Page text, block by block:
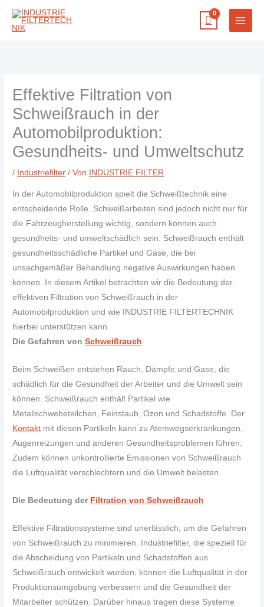
Zum
Effektive Filtration von
Schweißrauch in der
Automobilproduktion:
Gesundheits- und Umweltschutz
/ Industriefilter / Von INDUSTRIE FILTER
In der Automobilproduktion spielt die Schweißtechnik eine
entscheidende Rolle. Schweißarbeiten sind jedoch nicht nur für
die Fahrzeugherstellung wichtig, sondern können auch
gesundheits- und umweltschädlich sein. Schweißrauch enthält
gesundheitsschädliche Partikel und Gase, die bei
unsachgemäßer Behandlung negative Auswirkungen haben
können. In diesem Artikel betrachten wir die Bedeutung der
effektiven Filtration von Schweißrauch in der
Automobilproduktion und wie INDUSTRIE FILTERTECHNIK
hierbei unterstützen kann.
Die Gefahren vonSchweißrauch
Beim Schweißen entstehen Rauch, Dämpfe und Gase, die
schädlich für die Gesundheit der Arbeiter und die Umwelt sein
können. Schweißrauch enthält Partikel wie
Metallschwebeteilchen, Feinstaub, Ozon und Schadstoffe. Der
Kontakt mit diesen Partikeln kann zu Atemwegserkrankungen,
Augenreizungen und anderen Gesundheitsproblemen führen.
Zudem können unkontrollierte Emissionen von Schweißrauch
die Luftqualität verschlechtern und die Umwelt belasten.
Die Bedeutung der Filtration von Schweißrauch
Effektive Filtrationssysteme sind unerlässlich, um die Gefahren
von Schweißrauch zu minimieren. Industriefilter, die speziell für
die Abscheidung von Partikeln und Schadstoffen aus
Schweißrauch entwickelt wurden, können die Luftqualität in der
Produktionsumgebung verbessern und die Gesundheit der
Mitarbeiter schützen. Darüber hinaus tragen diese Systeme